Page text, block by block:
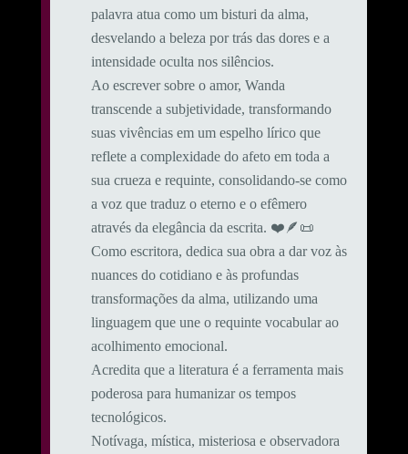
palavra atua como um bisturi da alma,
desvelando a beleza por trás das dores e a
intensidade oculta nos silêncios.
Ao escrever sobre o amor, Wanda
transcende a subjetividade, transformando
suas vivências em um espelho lírico que
reflete a complexidade do afeto em toda a
sua crueza e requinte, consolidando-se como
a voz que traduz o eterno e o efêmero
através da elegância da escrita. ❤️🪶📜
Como escritora, dedica sua obra a dar voz às
nuances do cotidiano e às profundas
transformações da alma, utilizando uma
linguagem que une o requinte vocabular ao
acolhimento emocional.
​Acredita que a literatura é a ferramenta mais
poderosa para humanizar os tempos
tecnológicos.
Notívaga, mística, misteriosa e observadora